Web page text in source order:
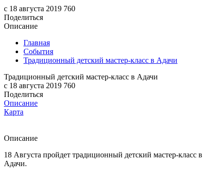
c 18 августа 2019 760
Поделиться
Описание
Главная
События
Традиционный детский мастер-класс в Адачи
Традиционный детский мастер-класс в Адачи
c 18 августа 2019 760
Поделиться
Описание
Карта
Описание
18 Августа пройдет традиционный детский мастер-класс в
Адачи.